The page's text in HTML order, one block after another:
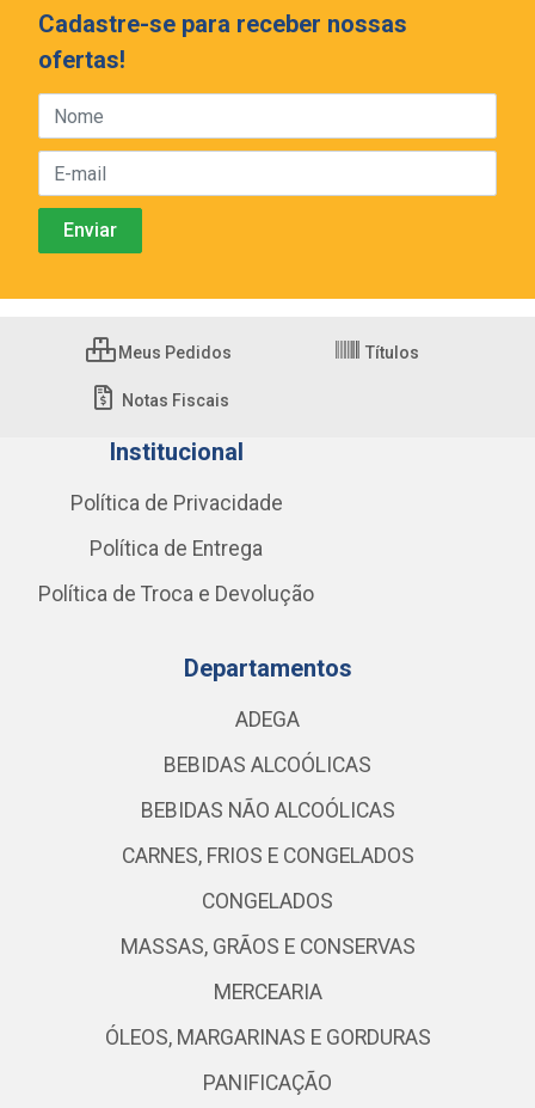
Cadastre-se para receber nossas
ofertas!
Meus Pedidos Títulos
Notas Fiscais
Institucional
Política de Privacidade
Política de Entrega
Política de Troca e Devolução
Departamentos
ADEGA
BEBIDAS ALCOÓLICAS
BEBIDAS NÃO ALCOÓLICAS
CARNES, FRIOS E CONGELADOS
CONGELADOS
MASSAS, GRÃOS E CONSERVAS
MERCEARIA
ÓLEOS, MARGARINAS E GORDURAS
PANIFICAÇÃO